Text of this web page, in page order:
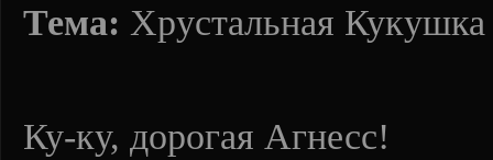
Тема: Хрустальная Кукушка
Ку-ку, дорогая Агнесс!